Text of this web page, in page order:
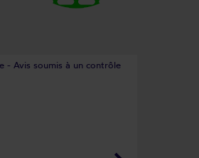
- Avis soumis à un contrôle